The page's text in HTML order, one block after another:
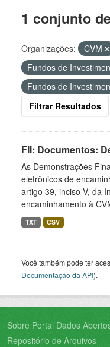
1 conjunto
Organizações: CVM
Fundos de
Fundos de
Filtrar Resultados
FII: Documentos:
As Demonstrações
eletrônicos de
artigo 39, inciso V, da
encaminhamento à
TXT CSV
Você também pode ter
Documentação da API).
Sobre Portal Dados
Repositório de Arquivos